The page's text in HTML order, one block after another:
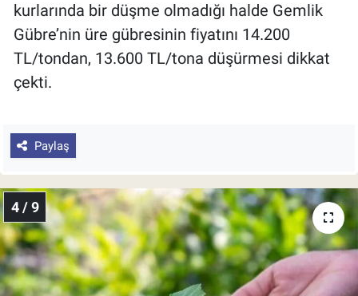
kurlarında bir düşme olmadığı halde Gemlik
Gübre’nin üre gübresinin fiyatını 14.200
TL/tondan, 13.600 TL/tona düşürmesi dikkat
çekti.
Paylaş
4 / 9